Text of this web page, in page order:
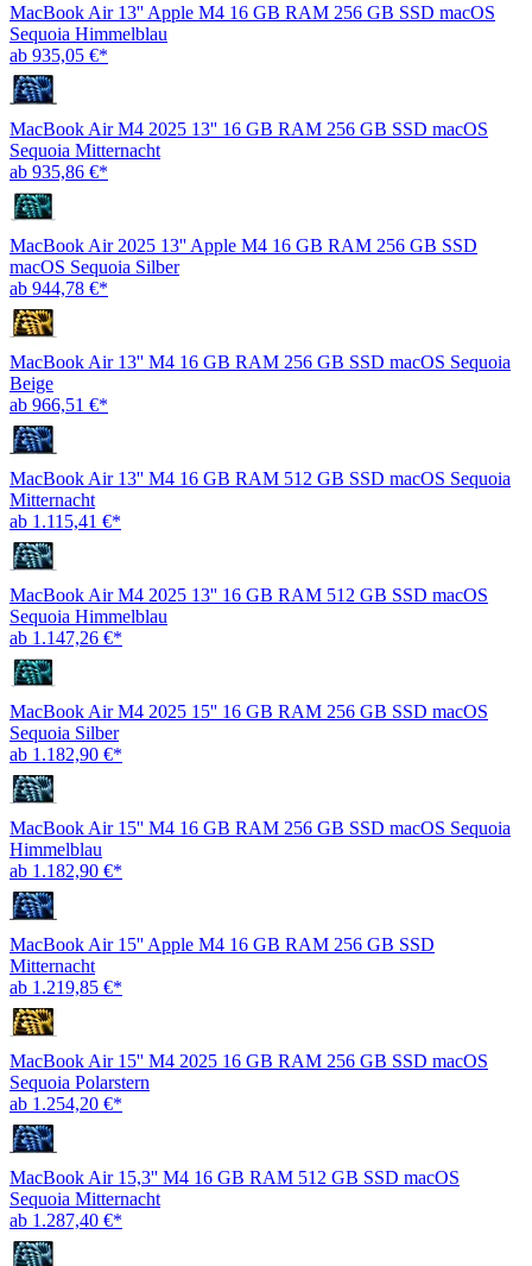
MacBook Air 13'' Apple M4 16 GB RAM 256 GB SSD macOS
Sequoia Himmelblau
ab 935,05 €*
MacBook Air M4 2025 13'' 16 GB RAM 256 GB SSD macOS
Sequoia Mitternacht
ab 935,86 €*
MacBook Air 2025 13'' Apple M4 16 GB RAM 256 GB SSD
macOS Sequoia Silber
ab 944,78 €*
MacBook Air 13'' M4 16 GB RAM 256 GB SSD macOS Sequoia
Beige
ab 966,51 €*
MacBook Air 13'' M4 16 GB RAM 512 GB SSD macOS Sequoia
Mitternacht
ab 1.115,41 €*
MacBook Air M4 2025 13'' 16 GB RAM 512 GB SSD macOS
Sequoia Himmelblau
ab 1.147,26 €*
MacBook Air M4 2025 15'' 16 GB RAM 256 GB SSD macOS
Sequoia Silber
ab 1.182,90 €*
MacBook Air 15'' M4 16 GB RAM 256 GB SSD macOS Sequoia
Himmelblau
ab 1.182,90 €*
MacBook Air 15'' Apple M4 16 GB RAM 256 GB SSD
Mitternacht
ab 1.219,85 €*
MacBook Air 15'' M4 2025 16 GB RAM 256 GB SSD macOS
Sequoia Polarstern
ab 1.254,20 €*
MacBook Air 15,3'' M4 16 GB RAM 512 GB SSD macOS
Sequoia Mitternacht
ab 1.287,40 €*